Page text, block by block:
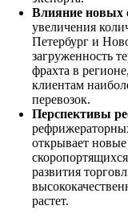
Влияние новых
увеличения
Петербург и
загруженность
фрахта в
клиентам
перевозок.
Перспективы
открывает
развития
растет.